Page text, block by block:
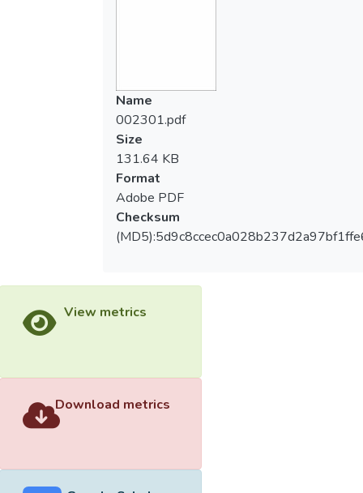
Name
002301.pdf
Size
131.64 KB
Format
Adobe PDF
Checksum
View metrics
Download metrics